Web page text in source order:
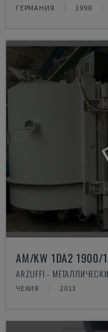
ГЕРМАНИЯ 1998
AM/KW 1DA2 1900/
ARZUFFI -
ЧЕХИЯ 2013